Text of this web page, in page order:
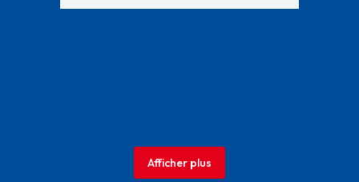
Afficher plus